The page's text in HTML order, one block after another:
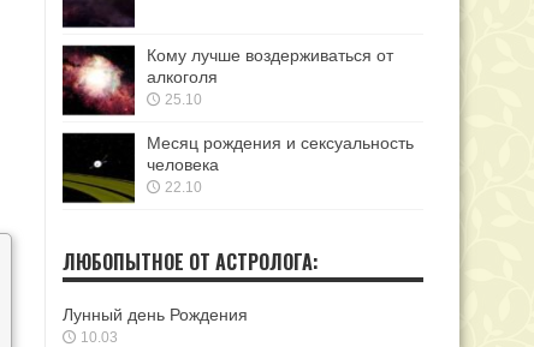
Кому лучше воздерживаться от
алкоголя
25.10
Месяц рождения и сексуальность
человека
22.10
ЛЮБОПЫТНОЕ ОТ АСТРОЛОГА:
Лунный день Рождения
10.03